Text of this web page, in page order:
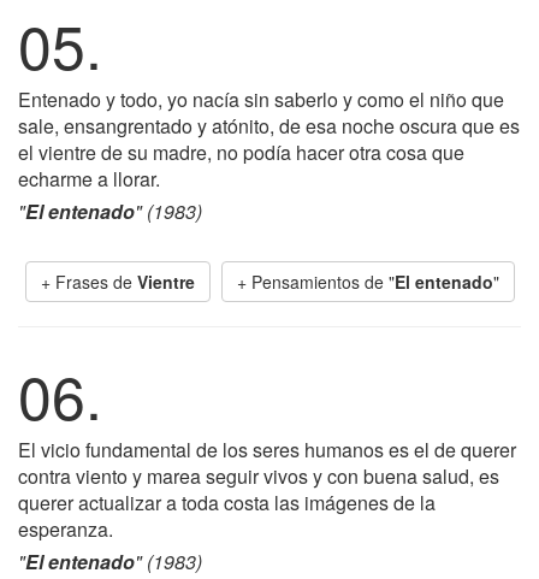
05.
Entenado y todo, yo nacía sin saberlo y como el niño que
sale, ensangrentado y atónito, de esa noche oscura que es
el vientre de su madre, no podía hacer otra cosa que
echarme a llorar.
"El entenado" (1983)
+ Frases de Vientre + Pensamientos de "El entenado"
06.
El vicio fundamental de los seres humanos es el de querer
contra viento y marea seguir vivos y con buena salud, es
querer actualizar a toda costa las imágenes de la
esperanza.
"El entenado" (1983)